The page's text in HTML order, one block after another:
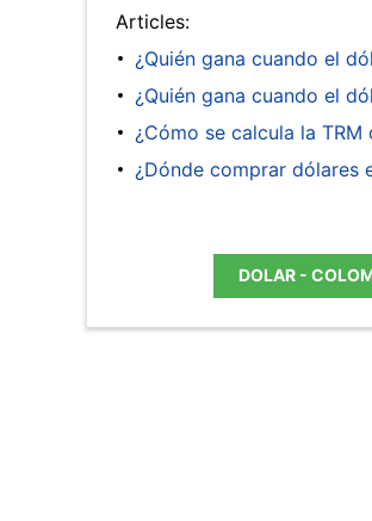
Articles:
¿Quién gana cuando el
¿Quién gana cuando el
¿Cómo se calcula la
¿Dónde comprar dólares
DOLAR -